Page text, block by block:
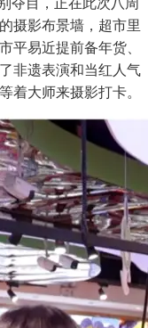
夺目，正在此次八周
摄影布景墙，超市里
平易近提前备年货、
非遗表演和当红人气
着大师来摄影打卡。